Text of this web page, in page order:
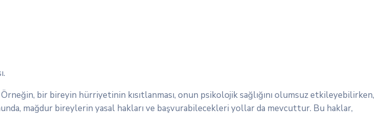
bir bireyin hürriyetinin kısıtlanması, onun psikolojik sağlığını olumsuz etkileyebilirken,
mağdur bireylerin yasal hakları ve başvurabilecekleri yollar da mevcuttur. Bu haklar,